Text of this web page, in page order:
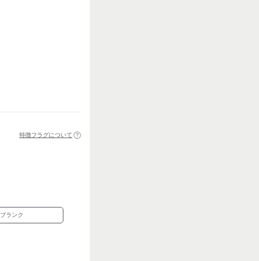
特徴フラグについて
ブランク